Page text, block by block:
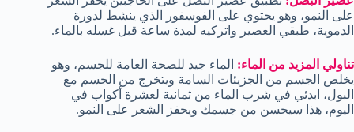
على النمو، وهو يحتوي على الفوسفور الذي ينشط لدورة
الدموية، طبقي العصير واتركيه لمدة ساعة قبل غسله بالماء.
تناولي المزيد من الماء: الماء جيد للصحة العامة للجسم، وهو
يخلص الجسم من الجزيئات السامة ويتخرج من الجسم مع
البول، ابدئي في شرب الماء من ثمانية لعشرة أكواب في
اليوم، هذا سيحسن من جسمك ويحفز الشعر على النمو.